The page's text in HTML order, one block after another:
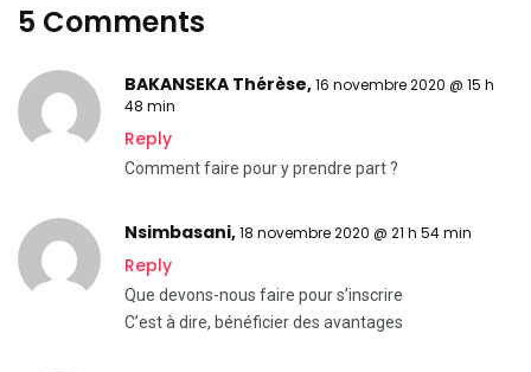
5 Comments
BAKANSEKA Thérèse,16 novembre 2020 @ 15 h
48 min
Reply
Comment faire pour y prendre part ?
Nsimbasani,18 novembre 2020 @ 21 h 54 min
Reply
Que devons-nous faire pour s’inscrire
C’est à dire, bénéficier des avantages